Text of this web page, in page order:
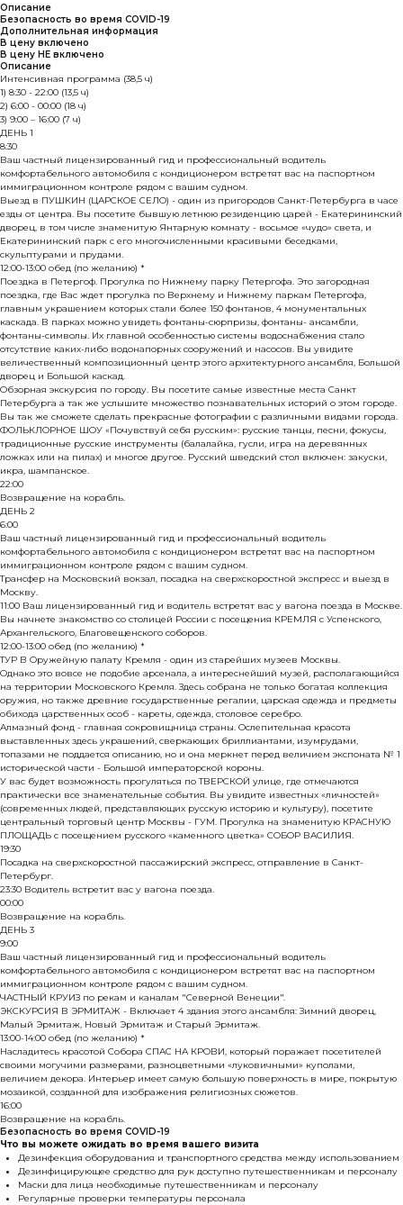
Описание
Безопасность во время COVID-19
Дополнительная информация
В цену включено
В цену НЕ включено
Описание
Интенсивная программа (38,5 ч)
1) 8:30 - 22:00 (13,5 ч)
2) 6:00 - 00:00 (18 ч)
3) 9:00 – 16:00 (7 ч)
ДЕНЬ 1
8:30
Ваш частный лицензированный гид и профессиональный водитель
комфортабельного автомобиля с кондиционером встретят вас на паспортном
иммиграционном контроле рядом с вашим судном.
Выезд в ПУШКИН (ЦАРСКОЕ СЕЛО) - один из пригородов Санкт-Петербурга в часе
езды от центра. Вы посетите бывшую летнюю резиденцию царей - Екатерининский
дворец, в том числе знаменитую Янтарную комнату - восьмое «чудо» света, и
Екатерининский парк с его многочисленными красивыми беседками,
скульптурами и прудами.
12:00-13:00 обед (по желанию) *
Поездка в Петергоф. Прогулка по Нижнему парку Петергофа. Это загородная
поездка, где Вас ждет прогулка по Верхнему и Нижнему паркам Петергофа,
главным украшением которых стали более 150 фонтанов, 4 монументальных
каскада. В парках можно увидеть фонтаны-сюрпризы, фонтаны- ансамбли,
фонтаны-символы. Их главной особенностью системы водоснабжения стало
отсутствие каких-либо водонапорных сооружений и насосов. Вы увидите
величественный композиционный центр этого архитектурного ансамбля, Большой
дворец и Большой каскад.
Обзорная экскурсия по городу. Вы посетите самые известные места Санкт
Петербурга а так же услышите множество познавательных историй о этом городе.
Вы так же сможете сделать прекрасные фотографии с различными видами города.
ФОЛЬКЛОРНОЕ ШОУ «Почувствуй себя русским»: русские танцы, песни, фокусы,
традиционные русские инструменты (балалайка, гусли, игра на деревянных
ложках или на пилах) и многое другое. Русский шведский стол включен: закуски,
икра, шампанское.
22:00
Возвращение на корабль.
ДЕНЬ 2
6:00
Ваш частный лицензированный гид и профессиональный водитель
комфортабельного автомобиля с кондиционером встретят вас на паспортном
иммиграционном контроле рядом с вашим судном.
Трансфер на Московский вокзал, посадка на сверхскоростной экспресс и выезд в
Москву.
11:00 Ваш лицензированный гид и водитель встретят вас у вагона поезда в Москве.
Вы начнете знакомство со столицей России с посещения КРЕМЛЯ с Успенского,
Архангельского, Благовещенского соборов.
12:00-13:00 обед (по желанию) *
ТУР В Оружейную палату Кремля - один из старейших музеев Москвы.
Однако это вовсе не подобие арсенала, а интереснейший музей, располагающийся
на территории Московского Кремля. Здесь собрана не только богатая коллекция
оружия, но также древние государственные регалии, царская одежда и предметы
обихода царственных особ - кареты, одежда, столовое серебро.
Алмазный фонд - главная сокровищница страны. Ослепительная красота
выставленных здесь украшений, сверкающих бриллиантами, изумрудами,
топазами не поддается описанию, но и она меркнет перед величием экспоната № 1
исторической части - Большой императорской короны.
У вас будет возможность прогуляться по ТВЕРСКОЙ улице, где отмечаются
практически все знаменательные события. Вы увидите известных «личностей»
(современных людей, представляющих русскую историю и культуру), посетите
центральный торговый центр Москвы - ГУМ. Прогулка на знаменитую КРАСНУЮ
ПЛОЩАДЬ с посещением русского «каменного цветка» СОБОР ВАСИЛИЯ.
19:30
Посадка на сверхскоростной пассажирский экспресс, отправление в Санкт-
Петербург.
23:30 Водитель встретит вас у вагона поезда.
00:00
Возвращение на корабль.
ДЕНЬ 3
9:00
Ваш частный лицензированный гид и профессиональный водитель
комфортабельного автомобиля с кондиционером встретят вас на паспортном
иммиграционном контроле рядом с вашим судном.
ЧАСТНЫЙ КРУИЗ по рекам и каналам "Северной Венеции".
ЭКСКУРСИЯ В ЭРМИТАЖ - Включает 4 здания этого ансамбля: Зимний дворец,
Малый Эрмитаж, Новый Эрмитаж и Старый Эрмитаж.
13:00-14:00 обед (по желанию) *
Насладитесь красотой Собора СПАС НА КРОВИ, который поражает посетителей
своими могучими размерами, разноцветными «луковичными» куполами,
величием декора. Интерьер имеет самую большую поверхность в мире, покрытую
мозаикой, созданной для изображения религиозных сюжетов.
16:00
Возвращение на корабль.
Безопасность во время COVID-19
Что вы можете ожидать во время вашего визита
Дезинфекция оборудования и транспортного средства между использованием
Дезинфицирующее средство для рук доступно путешественникам и персоналу
Маски для лица необходимые путешественникам и персоналу
Регулярные проверки температуры персонала